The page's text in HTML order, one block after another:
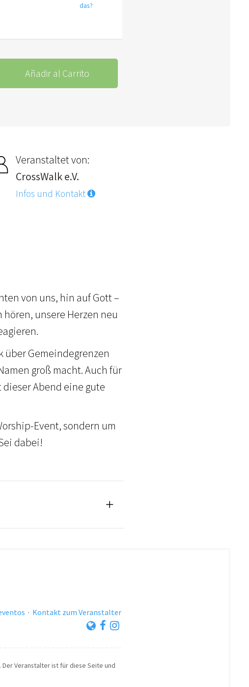
das?
Añadir al Carrito
Veranstaltet von:
CrossWalk e.V.
Infos und Kontakt
von uns, hin auf Gott –
unsere Herzen neu
über Gemeindegrenzen
groß macht. Auch für
Abend eine gute
Event, sondern um
dabei!
· Kontakt zum Veranstalter
Veranstalter ist für diese Seite und